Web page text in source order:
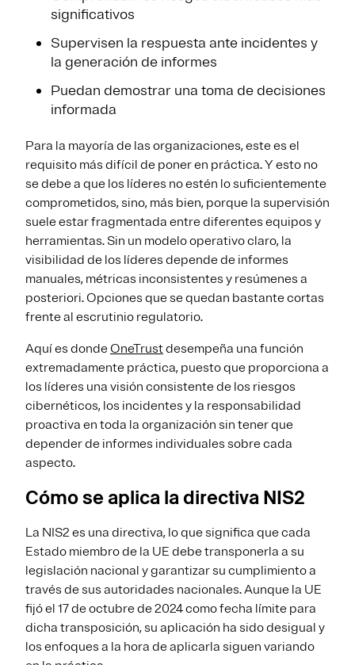
significativos
Supervisen la respuesta ante incidentes y
la generación de informes
Puedan demostrar una toma de decisiones
informada
Para la mayoría de las organizaciones, este es el
requisito más difícil de poner en práctica. Y esto no
se debe a que los líderes no estén lo suficientemente
comprometidos, sino, más bien, porque la supervisión
suele estar fragmentada entre diferentes equipos y
herramientas. Sin un modelo operativo claro, la
visibilidad de los líderes depende de informes
manuales, métricas inconsistentes y resúmenes a
posteriori. Opciones que se quedan bastante cortas
frente al escrutinio regulatorio.
Aquí es donde OneTrustdesempeña una función
extremadamente práctica, puesto que proporciona a
los líderes una visión consistente de los riesgos
cibernéticos, los incidentes y la responsabilidad
proactiva en toda la organización sin tener que
depender de informes individuales sobre cada
aspecto.
Cómo se aplica la directiva NIS2
La NIS2 es una directiva, lo que significa que cada
Estado miembro de la UE debe transponerla a su
legislación nacional y garantizar su cumplimiento a
través de sus autoridades nacionales. Aunque la UE
fijó el 17 de octubre de 2024 como fecha límite para
dicha transposición, su aplicación ha sido desigual y
los enfoques a la hora de aplicarla siguen variando